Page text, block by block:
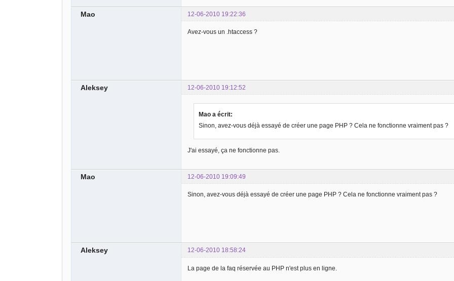
Mao 12-06-2010 19:22:36
Avez-vous un .htaccess ?
Aleksey 12-06-2010 19:12:52
Mao a écrit:
Sinon, avez-vous déjà essayé de créer une page PHP ? Cela ne fonctionne vraiment pas ?
J'ai essayé, ça ne fonctionne pas.
Mao 12-06-2010 19:09:49
Sinon, avez-vous déjà essayé de créer une page PHP ? Cela ne fonctionne vraiment pas ?
Aleksey 12-06-2010 18:58:24
La page de la faq réservée au PHP n'est plus en ligne.